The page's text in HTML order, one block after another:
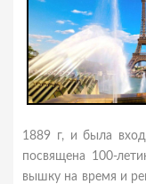
1889 г, и была
посвящена 100-
вышку на время и